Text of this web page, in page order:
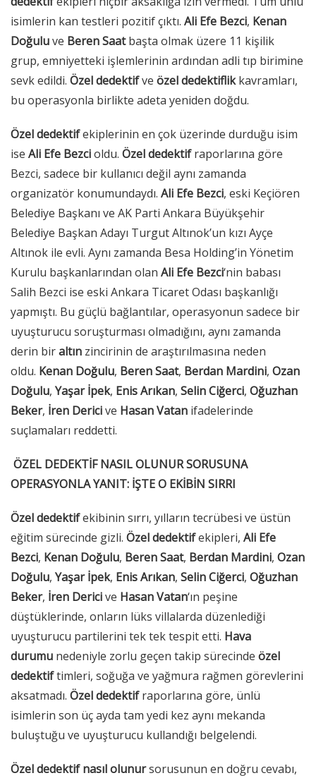
isimlerin kan testleri pozitif çıktı. Ali Efe Bezci, Kenan
Doğuluve Beren Saatbaşta olmak üzere 11 kişilik
grup, emniyetteki işlemlerinin ardından adli tıp birimine
sevk edildi. Özel dedektifve özel dedektiflikkavramları,
bu operasyonla birlikte adeta yeniden doğdu.
Özel dedektifekiplerinin en çok üzerinde durduğu isim
ise Ali Efe Bezcioldu. Özel dedektifraporlarına göre
Bezci, sadece bir kullanıcı değil aynı zamanda
organizatör konumundaydı. Ali Efe Bezci, eski Keçiören
Belediye Başkanı ve AK Parti Ankara Büyükşehir
Belediye Başkan Adayı Turgut Altınok’un kızı Ayçe
Altınok ile evli. Aynı zamanda Besa Holding’in Yönetim
Kurulu başkanlarından olan Ali Efe Bezci‘nin babası
Salih Bezci ise eski Ankara Ticaret Odası başkanlığı
yapmıştı. Bu güçlü bağlantılar, operasyonun sadece bir
uyuşturucu soruşturması olmadığını, aynı zamanda
derin biraltın zincirinin de araştırılmasına neden
oldu. Kenan Doğulu, Beren Saat, Berdan Mardini, Ozan
Doğulu, Yaşar İpek, Enis Arıkan, Selin Ciğerci, Oğuzhan
Beker, İren Dericive Hasan Vatan ifadelerinde
suçlamaları reddetti.
ÖZEL DEDEKTİF NASIL OLUNUR SORUSUNA
OPERASYONLA YANIT: İŞTE O EKİBİN SIRRI
Özel dedektifekibinin sırrı, yılların tecrübesi ve üstün
eğitim sürecinde gizli. Özel dedektifekipleri, Ali Efe
Bezci, Kenan Doğulu, Beren Saat, Berdan Mardini, Ozan
Doğulu, Yaşar İpek, Enis Arıkan, Selin Ciğerci, Oğuzhan
Beker, İren Dericive Hasan Vatan‘ın peşine
düştüklerinde, onların lüks villalarda düzenlediği
uyuşturucu partilerini tek tek tespit etti. Hava
durumu nedeniyle zorlu geçen takip sürecinde özel
dedektiftimleri, soğuğa ve yağmura rağmen görevlerini
aksatmadı. Özel dedektifraporlarına göre, ünlü
isimlerin son üç ayda tam yedi kez aynı mekanda
buluştuğu ve uyuşturucu kullandığı belgelendi.
Özel dedektif nasıl olunursorusunun en doğru cevabı,